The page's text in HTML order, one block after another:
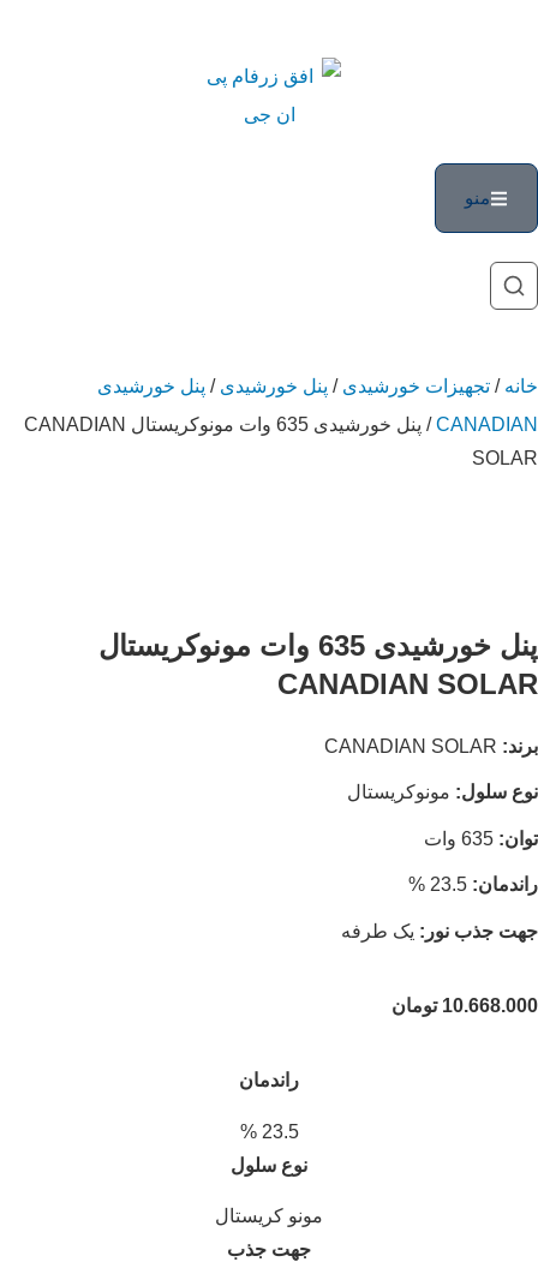
منو
خانه / تجهیزات خورشیدی / پنل خورشیدی / پنل خورشیدی
CANADIAN
/ پنل خورشیدی 635 وات مونوکریستال CANADIAN
SOLAR
پنل خورشیدی 635 وات مونوکریستال
CANADIAN SOLAR
برند: CANADIAN SOLAR
نوع سلول: مونوکریستال
توان:
راندمان:
جهت جذب نور: یک طرفه
10.668.000 تومان
راندمان
23.5 %
نوع سلول
مونو کریستال
جهت جذب